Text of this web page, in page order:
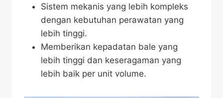
Sistem mekanis yang lebih kompleks
dengan kebutuhan perawatan yang
lebih tinggi.
Memberikan kepadatan bale yang
lebih tinggi dan keseragaman yang
lebih baik per unit volume.